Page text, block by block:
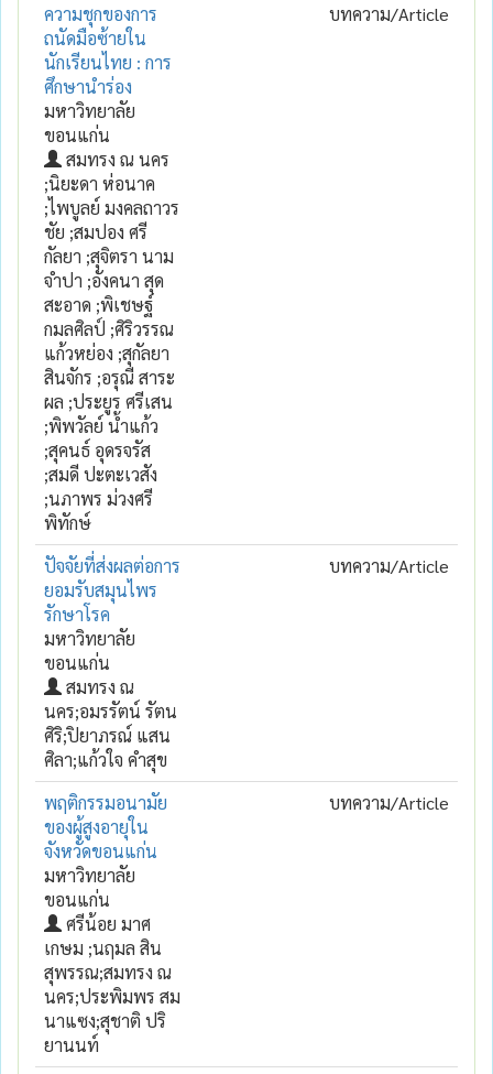
ความชุกของการ
ถนัดมือซ้ายใน
นักเรียนไทย : การ
ศึกษานำร่อง
มหาวิทยาลัย
ขอนแก่น
สมทรง ณ นคร
;นิยะดา ห่อนาค
;ไพบูลย์ มงคลถาวร
ชัย ;สมปอง ศรี
กัลยา ;สุจิตรา นาม
จำปา ;อังคนา สุด
สะอาด ;พิเชษฐ์
กมลศิลป์ ;ศิริวรรณ
แก้วหย่อง ;สุกัลยา
สินจักร ;อรุณี สาระ
ผล ;ประยูร ศรีเสน
;พิพวัลย์ น้ำแก้ว
;สุคนธ์ อุดรจรัส
;สมดี ปะตะเวสัง
;นภาพร ม่วงศรี
พิทักษ์
บทความ/Article
ปัจจัยที่ส่งผลต่อการ
ยอมรับสมุนไพร
รักษาโรค
มหาวิทยาลัย
ขอนแก่น
สมทรง ณ
นคร;อมรรัตน์ รัตน
ศิริ;ปิยาภรณ์ แสน
ศิลา;แก้วใจ คำสุข
บทความ/Article
พฤติกรรมอนามัย
ของผู้สูงอายุใน
จังหวัดขอนแก่น
มหาวิทยาลัย
ขอนแก่น
ศรีน้อย มาศ
เกษม ;นฤมล สิน
สุพรรณ;สมทรง ณ
นคร;ประพิมพร สม
นาแซง;สุชาติ ปริ
ยานนท์
บทความ/Article